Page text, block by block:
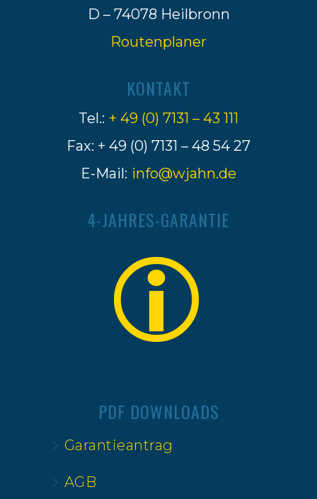
D – 74078 Heilbronn
Routenplaner
KONTAKT
Tel.: + 49 (0) 7131 – 43 111
Fax: + 49 (0) 7131 – 48 54 27
E-Mail: info@wjahn.de
4-JAHRES-GARANTIE
PDF DOWNLOADS
Garantieantrag
AGB